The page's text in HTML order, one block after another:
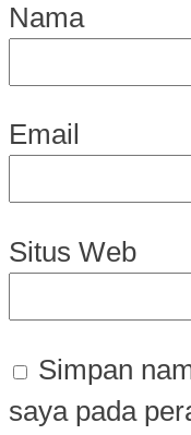
Nama
Email
Situs Web
Simpan
saya pada